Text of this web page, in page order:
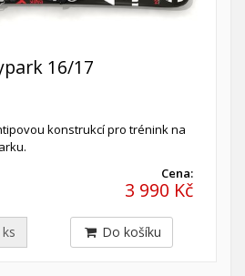
16/17
konstrukcí pro trénink na
Cena:
3 990 Kč
ks Do košíku